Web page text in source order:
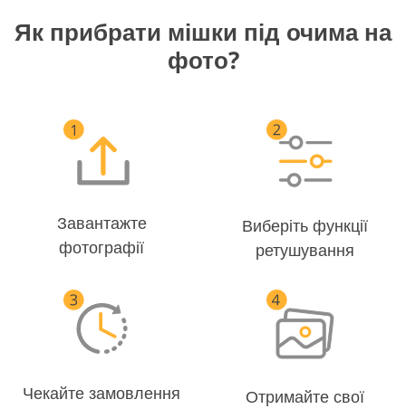
Як прибрати мішки під очима на
фото?
Завантажте
фотографії
Виберіть функції
ретушування
Чекайте замовлення
Отримайте свої